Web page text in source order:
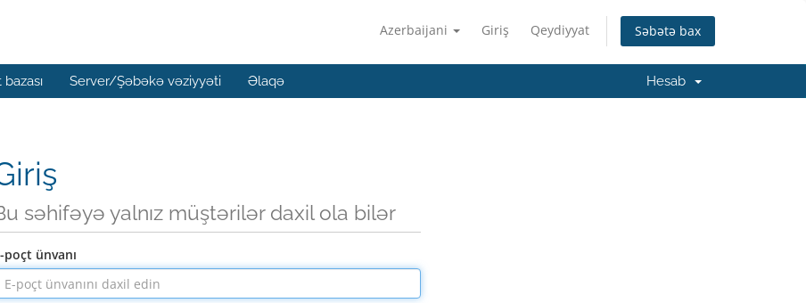
Azerbaijani Giriş Qeydiyyat Səbətə bax
Server/Şəbəkə vəziyyəti Əlaqə Hesab
səhifəyə yalnız müştərilər daxil ola bilər
poçt ünvanı